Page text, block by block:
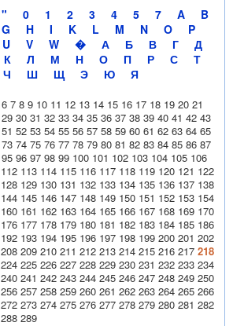
" 0 1 2 3 4 5 7 A
B
G H I K L M N O
P
U V W � А Б В Г
Д
К Л М Н О П Р С
Т
Ч Ш Щ Э Ю Я
6 7 8 9 10 11 12 13 14 15 16 17 18 19 20 21
29 30 31 32 33 34 35 36 37 38 39 40 41 42 43
51 52 53 54 55 56 57 58 59 60 61 62 63 64 65
73 74 75 76 77 78 79 80 81 82 83 84 85 86 87
95 96 97 98 99 100 101 102 103 104 105 106
112 113 114 115 116 117 118 119 120 121 122
128 129 130 131 132 133 134 135 136 137 138
144 145 146 147 148 149 150 151 152 153 154
160 161 162 163 164 165 166 167 168 169 170
176 177 178 179 180 181 182 183 184 185 186
192 193 194 195 196 197 198 199 200 201 202
208 209 210 211 212 213 214 215 216 217 218
224 225 226 227 228 229 230 231 232 233 234
240 241 242 243 244 245 246 247 248 249 250
256 257 258 259 260 261 262 263 264 265 266
272 273 274 275 276 277 278 279 280 281 282
288 289